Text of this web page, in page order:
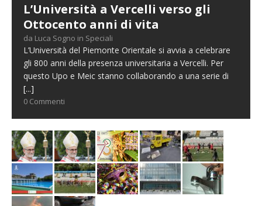
L’Università a Vercelli verso gli
Ottocento anni di vita
da Luca Sogno in Speciali
L’Università del Piemonte Orientale si avvia a celebrare
gli 800 anni della presenza universitaria a Vercelli. Per
questo Upo e Meic stanno collaborando a una serie di
[...]
0 Commenti